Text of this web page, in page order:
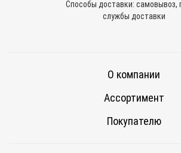
Способы доставки: самовывоз,
службы доставки
О компании
Ассортимент
Покупателю